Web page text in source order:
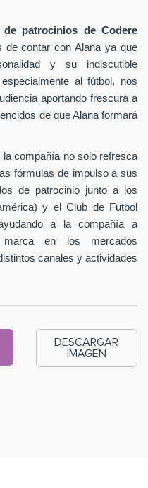
patrocinios de Codere
de contar con Alana ya que
y su indiscutible
al fútbol, nos
aportando frescura a
de que Alana formará
compañía no solo refresca
fórmulas de impulso a sus
de patrocinio junto a los
y el Club de Futbol
a la compañía a
en los mercados
canales y actividades
DESCARGAR
IMAGEN